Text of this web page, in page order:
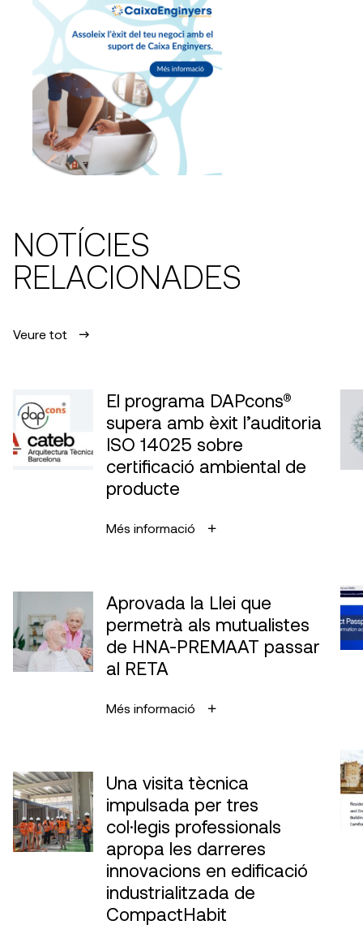
NOTÍCIES
RELACIONADES
Veure tot
El programa DAPcons®
supera amb èxit l’auditoria
ISO 14025 sobre
certificació ambiental de
producte
Més informació
Aprovada la Llei que
permetrà als mutualistes
de HNA-PREMAAT passar
al RETA
Més informació
Una visita tècnica
impulsada per tres
col·legis professionals
apropa les darreres
innovacions en edificació
industrialitzada de
CompactHabit